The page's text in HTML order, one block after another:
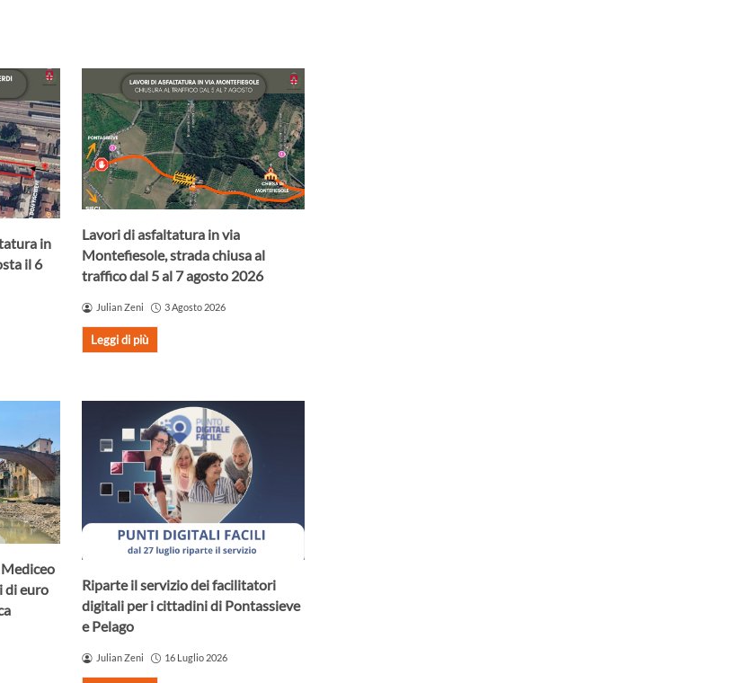
in
il 6
Lavori di asfaltatura in via
Montefiesole, strada chiusa al
traffico dal 5 al 7 agosto 2026
Julian Zeni 3 Agosto 2026
Leggi di più
di euro
Riparte il servizio dei facilitatori
digitali per i cittadini di Pontassieve
e Pelago
Julian Zeni 16 Luglio 2026